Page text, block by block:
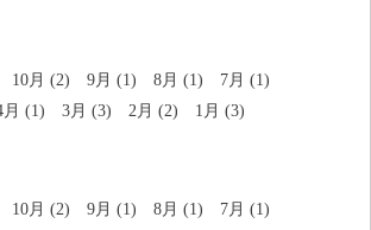
10月 (2) 9月 (1) 8月 (1)
7月 (1)
月 (1) 3月 (3) 2月 (2) 1月 (3)
10月 (2) 9月 (1) 8月 (1)
7月 (1)